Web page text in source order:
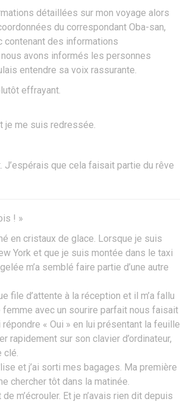
détaillées sur mon voyage alors
du correspondant Oba-san,
contenant des informations
avons informés les personnes
entendre sa voix rassurante.
effrayant.
je me suis redressée.
J’espérais que cela faisait partie du rêve
! »
en cristaux de glace. Lorsque je suis
York et que je suis montée dans le taxi
m’a semblé faire partie d’une autre
file d’attente à la réception et il m’a fallu
avec un sourire parfait nous faisait
« Oui » en lui présentant la feuille
rapidement sur son clavier d’ordinateur,
clé.
et j’ai sorti mes bagages. Ma première
chercher tôt dans la matinée.
m’écrouler. Et je n’avais rien dit depuis